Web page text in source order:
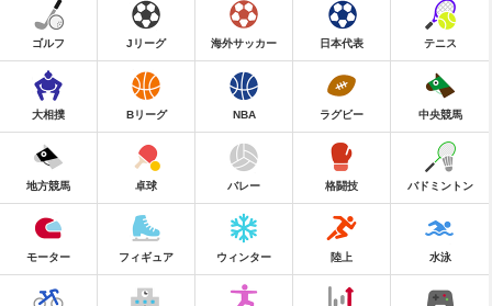
ゴルフ Jリーグ 海外サッカー 日本代表 テニス
大相撲 Bリーグ NBA ラグビー 中央競馬
地方競馬 卓球 バレー 格闘技 バドミントン
モーター フィギュア ウィンター 陸上 水泳